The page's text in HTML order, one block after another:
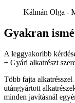
Kálmán Olga -
Gyakran
A leggyakoribb
+ Gyári alkatrészt
Több fajta
utángyártott
minden javításnál